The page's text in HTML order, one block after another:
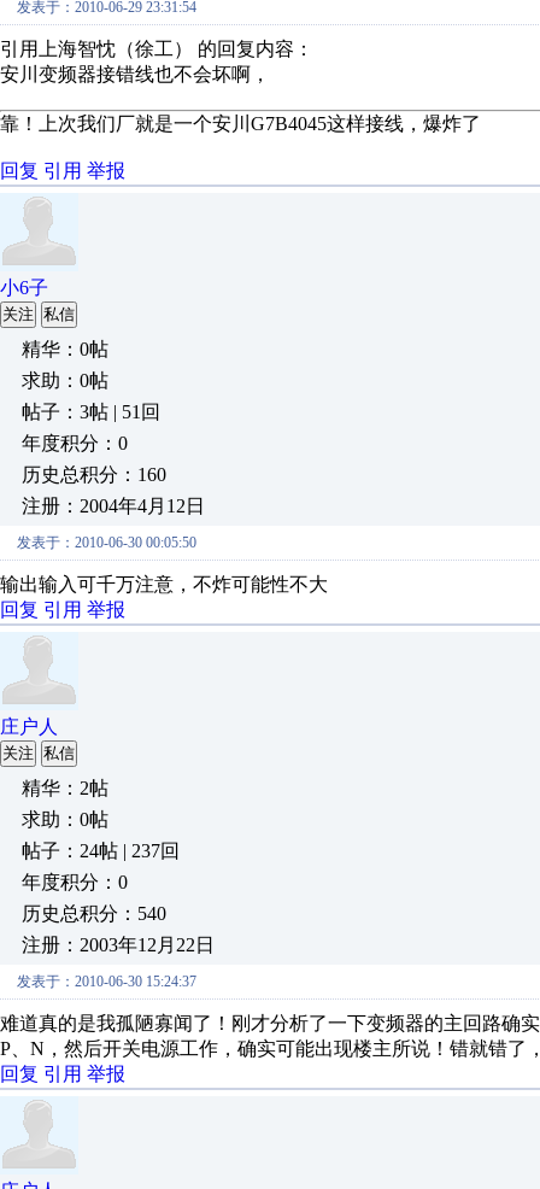
发表于：2010-06-29 23:31:54
引用上海智忱（徐工） 的回复内容：
安川变频器接错线也不会坏啊，
靠！上次我们厂就是一个安川G7B4045这样接线，爆炸了
回复 引用 举报
小6子
关注 私信
精华：0帖
求助：0帖
帖子：3帖 | 51回
年度积分：0
历史总积分：160
注册：2004年4月12日
发表于：2010-06-30 00:05:50
输出输入可千万注意，不炸可能性不大
回复 引用 举报
庄户人
关注 私信
精华：2帖
求助：0帖
帖子：24帖 | 237回
年度积分：0
历史总积分：540
注册：2003年12月22日
发表于：2010-06-30 15:24:37
难道真的是我孤陋寡闻了！刚才分析了一下变频器的主回路确
P、N，然后开关电源工作，确实可能出现楼主所说！错就错了
回复 引用 举报